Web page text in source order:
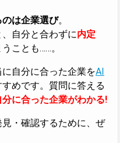
は企業選び。
自分と合わずに内定
ことも……。
自分に合った企業をAI
めです。質問に答える
に合った企業がわかる!
・確認するために、ぜ